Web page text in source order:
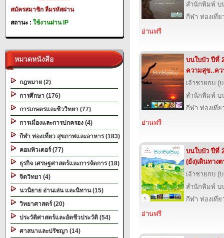
สมัครสมาชิก ลืมรหัสผ่าน
สถานะ : ใช้งานผ่าน IP
หมวดหนังสือ
กฎหมาย (2)
การศึกษา (176)
การเกษตรและชีววิทยา (77)
การเมืองและการปกครอง (4)
กีฬา ท่องเที่ยว สุขภาพและอาหาร (183)
คอมพิวเตอร์ (77)
ธุรกิจ เศรษฐศาสตร์และการจัดการ (18)
จิตวิทยา (4)
นวนิยาย อ่านเล่น และนิทาน (15)
วิทยาศาสตร์ (20)
ประวัติศาสตร์และอัตชีวประวัติ (54)
ศาสนาและปรัชญา (14)
สำนักพิมพ์ บ
กีฬา ท่องเที่
อ่านฟรี
บนใบบัว ปีที่
ความสุข..คว
เจ้าชายกบ (
สำนักพิมพ์ บ
กีฬา ท่องเที่
อ่านฟรี
บนใบบัว ปีที่
(ยัง)เดินทาง
เจ้าชายกบ (
สำนักพิมพ์ บ
กีฬา ท่องเที่
อ่านฟรี